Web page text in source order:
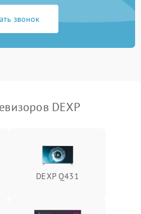
звонок
DEXP
DEXP Q431